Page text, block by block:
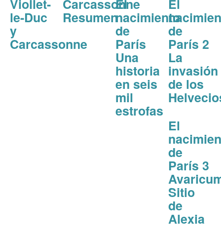
Viollet-
le-Duc
y
Carcassonne
Carcassonne
Resumen
El
nacimiento
de
París
Una
historia
en seis
mil
estrofas
El
de
París 2
La
invasión
de los
El
de
París 3
Sitio
de
Alexia